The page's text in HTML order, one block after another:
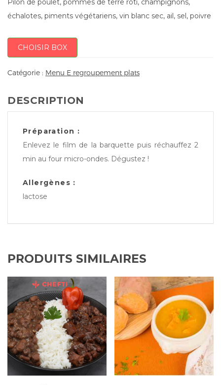
Pilon de poulet, pommes de terre rôti, champignons,
échalotes, piments végétariens, vin blanc sec, ail, sel, poivre
CHOISIR BOX
Catégorie : Menu E regroupement plats
DESCRIPTION
Préparation :
Enlevez le film de la barquette puis réchauffez 2
min au four micro-ondes. Dégustez !
Allergènes :
lactose
PRODUITS SIMILAIRES